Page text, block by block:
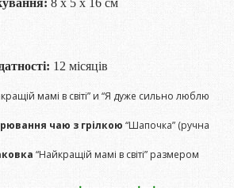
8 х 5 х 16 см
12 місяців
мамі в світі” и “Я дуже сильно люблю
чаю з грілкою “Шапочка” (ручна
“Найкращій мамі в світі” размером